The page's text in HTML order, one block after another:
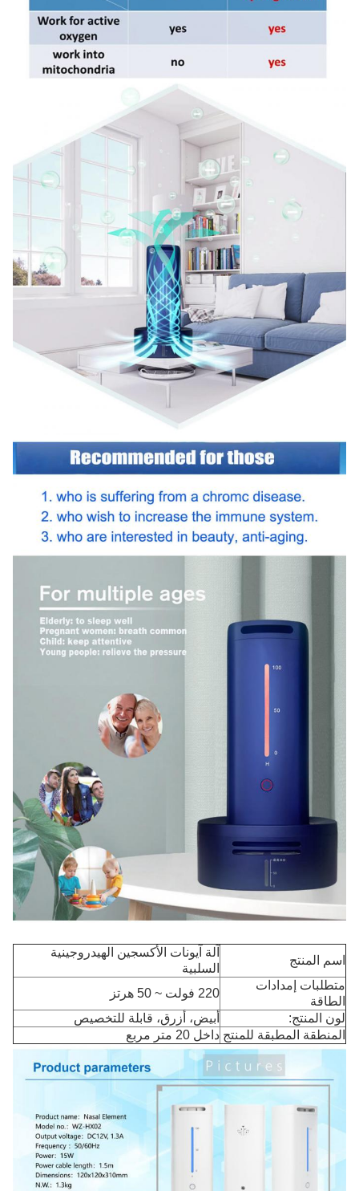
اسم المنتج
آلة آيونات الأكسجين الهيدروجينية
السلبية
متطلبات إمدادات
الطاقة
220 فولت ~ 50 هرتز
لون المنتج:
أبيض، أزرق، قابلة للتخصيص
المنطقة المطبقة للمنتج داخل 20 متر مربع